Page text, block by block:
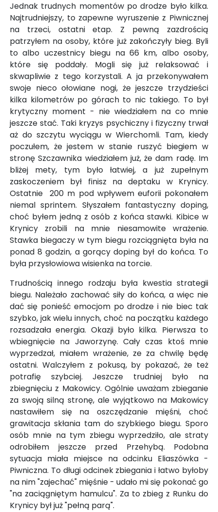
Jednak trudnych momentów po drodze było kilka.
Najtrudniejszy, to zapewne wyruszenie z Piwnicznej
na trzeci, ostatni etap. Z pewną zazdrością
patrzyłem na osoby, które już zakończyły bieg. Byli
to albo uczestnicy biegu na 66 km, albo osoby,
które się poddały. Mogli się już relaksować i
skwapliwie z tego korzystali. A ja przekonywałem
swoje nieco ołowiane nogi, że jeszcze trzydzieści
kilka kilometrów po górach to nic takiego. To był
krytyczny moment - nie wiedziałem na co mnie
jeszcze stać. Taki kryzys psychiczny i fizyczny trwał
aż do szczytu wyciągu w Wierchomli. Tam, kiedy
poczułem, że jestem w stanie ruszyć biegiem w
stronę Szczawnika wiedziałem już, że dam radę. Im
bliżej mety, tym było łatwiej, a już zupełnym
zaskoczeniem był finisz na deptaku w Krynicy.
Ostatnie 200 m pod wpływem euforii pokonałem
niemal sprintem. Słyszałem fantastyczny doping,
choć byłem jedną z osób z końca stawki. Kibice w
Krynicy zrobili na mnie niesamowite wrażenie.
Stawka biegaczy w tym biegu rozciągnięta była na
ponad 8 godzin, a gorący doping był do końca. To
była przysłowiowa wisienka na torcie.
Trudnością innego rodzaju była kwestia strategii
biegu. Należało zachować siły do końca, a więc nie
dać się ponieść emocjom po drodze i nie biec tak
szybko, jak wielu innych, choć na początku każdego
rozsadzała energia. Okazji było kilka. Pierwsza to
wbiegnięcie na Jaworzynę. Cały czas ktoś mnie
wyprzedzał, miałem wrażenie, ze za chwilę będę
ostatni. Walczyłem z pokusą, by pokazać, że też
potrafię szybciej. Jeszcze trudniej było na
zbiegnięciu z Makowicy. Ogólnie uważam zbieganie
za swoją silną stronę, ale wyjątkowo na Makowicy
nastawiłem się na oszczędzanie mięśni, choć
grawitacja skłania tam do szybkiego biegu. Sporo
osób mnie na tym zbiegu wyprzedziło, ale straty
odrobiłem jeszcze przed Przehybą. Podobna
sytuacja miała miejsce na odcinku Eliaszówka -
Piwniczna. To długi odcinek zbiegania i łatwo byłoby
na nim "zajechać" mięśnie - udało mi się pokonać go
"na zaciągniętym hamulcu". Za to zbieg z Runku do
Krynicy był już "pełną parą".